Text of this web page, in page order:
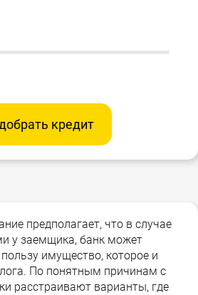
кредит
предполагает, что в случае
у заемщика, банк может
имущество, которое и
По понятным причинам с
расстраивают варианты, где